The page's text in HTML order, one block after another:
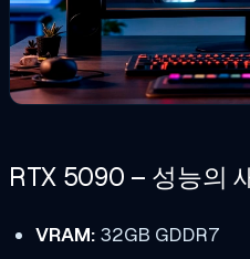
RTX 5090 – 성능의
VRAM: 32GB GDDR7